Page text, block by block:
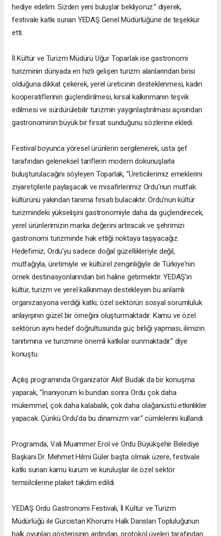
hediye edelim. Sizden yeni buluşlar bekliyoruz.” diyerek,
festivale katkı sunan YEDAŞ Genel Müdürlüğüne de teşekkür
etti.
İl Kültür ve Turizm Müdürü Uğur Toparlak ise gastronomi
turizminin dünyada en hızlı gelişen turizm alanlarından birisi
olduğuna dikkat çekerek, yerel üreticinin desteklenmesi, kadın
kooperatiflerinin güçlendirilmesi, kırsal kalkınmanın teşvik
edilmesi ve sürdürülebilir turizmin yaygınlaştırılması açısından
gastronominin büyük bir fırsat sunduğunu sözlerine ekledi.
Festival boyunca yöresel ürünlerin sergilenerek, usta şef
tarafından geleneksel tariflerin modern dokunuşlarla
buluşturulacağını söyleyen Toparlak, “Üreticilerimiz emeklerini
ziyaretçilerle paylaşacak ve misafirlerimiz Ordu'nun mutfak
kültürünü yakından tanıma fırsatı bulacaktır. Ordu’nun kültür
turizmindeki yükselişini gastronomiyle daha da güçlendirecek,
yerel ürünlerimizin marka değerini artıracak ve şehrimizi
gastronomi turizminde hak ettiği noktaya taşıyacağız.
Hedefimiz; Ordu'yu sadece doğal güzellikleriyle değil,
mutfağıyla, üretimiyle ve kültürel zenginliğiyle de Türkiye'nin
örnek destinasyonlarından biri haline getirmektir. YEDAŞ'ın
kültür, turizm ve yerel kalkınmayı destekleyen bu anlamlı
organizasyona verdiği katkı; özel sektörün sosyal sorumluluk
anlayışının güzel bir örneğini oluşturmaktadır. Kamu ve özel
sektörün aynı hedef doğrultusunda güç birliği yapması, ilimizin
tanıtımına ve turizmine önemli katkılar sunmaktadır.” diye
konuştu.
Açılış programında Organizatör Akif Budak da bir konuşma
yaparak, “İnanıyorum ki bundan sonra Ordu çok daha
mükemmel, çok daha kalabalık, çok daha olağanüstü etkinlikler
yapacak. Çünkü Ordu'da bu dinamizm var.” cümlelerini kullandı.
Programda, Vali Muammer Erol ve Ordu Büyükşehir Belediye
Başkanı Dr. Mehmet Hilmi Güler başta olmak üzere, festivale
katkı sunan kamu kurum ve kuruluşlar ile özel sektör
temsilcilerine plaket takdim edildi.
YEDAŞ Ordu Gastronomi Festivali, İl Kültür ve Turizm
Müdürlüğü ile Gürcistan Khorumi Halk Dansları Topluluğunun